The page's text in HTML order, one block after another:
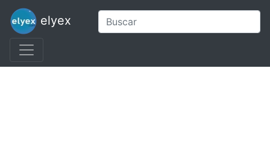
elyex